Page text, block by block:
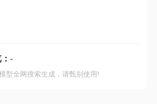
-
型全网搜索生成，请甄别使用!